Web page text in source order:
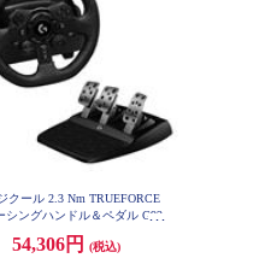
クール 2.3 Nm TRUEFORCE
シングハンドル＆ペダル G92
54,306円
(税込)